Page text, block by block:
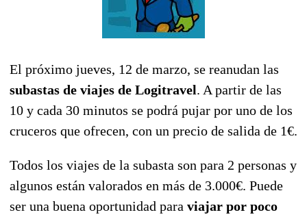
El próximo jueves, 12 de marzo, se reanudan las
subastas de viajes de Logitravel. A partir de las
10 y cada 30 minutos se podrá pujar por uno de los
cruceros que ofrecen, con un precio de salida de 1€.
Todos los viajes de la subasta son para 2 personas y
algunos están valorados en más de 3.000€. Puede
ser una buena oportunidad para viajar por poco